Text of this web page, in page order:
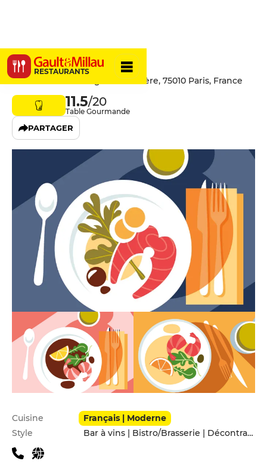
RESTAURANTS
Bonhomme
58 Rue Du Faubourg Poissonnière, 75010 Paris, France
11.5/20
Table Gourmande
PARTAGER
Infos pratiques
Cuisine
Français | Moderne
Style
Bar à vins | Bistro/Brasserie | Décontracté | En famille | Entre amis